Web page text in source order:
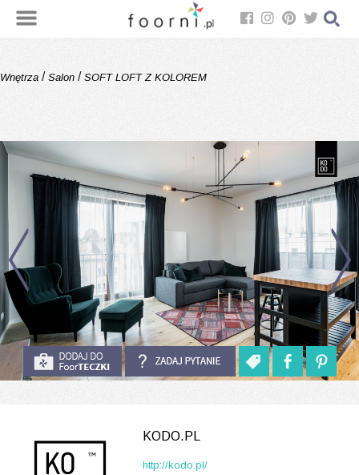
Wnętrza / Salon / SOFT LOFT Z KOLOREM
KODO.PL
http://kodo.pl/